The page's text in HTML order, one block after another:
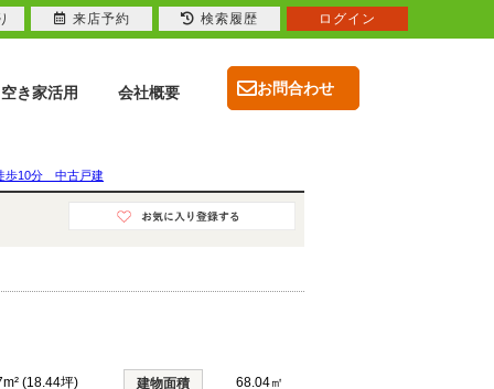
お問合わせ
空き家活用 会社概要
歩10分 中古戸建
(18.44坪) 建物面積 68.04㎡
来店予約 検索履歴 ログイン